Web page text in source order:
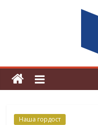
Магията
Наша гордост